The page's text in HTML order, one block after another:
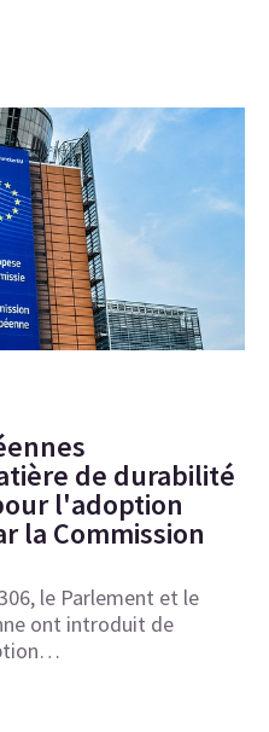
de durabilité
l'adoption
la Commission
le Parlement et le
ont introduit de